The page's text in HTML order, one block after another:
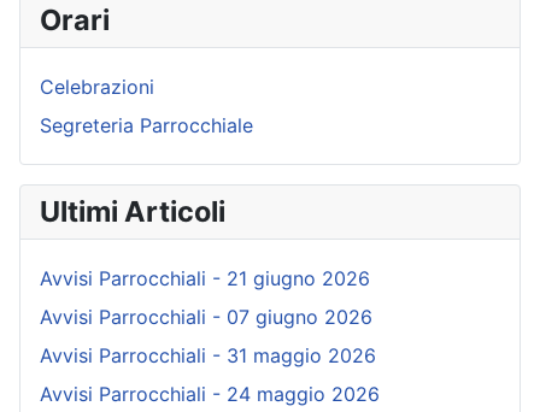
Orari
Celebrazioni
Segreteria Parrocchiale
Ultimi Articoli
Avvisi Parrocchiali - 21 giugno 2026
Avvisi Parrocchiali - 07 giugno 2026
Avvisi Parrocchiali - 31 maggio 2026
Avvisi Parrocchiali - 24 maggio 2026